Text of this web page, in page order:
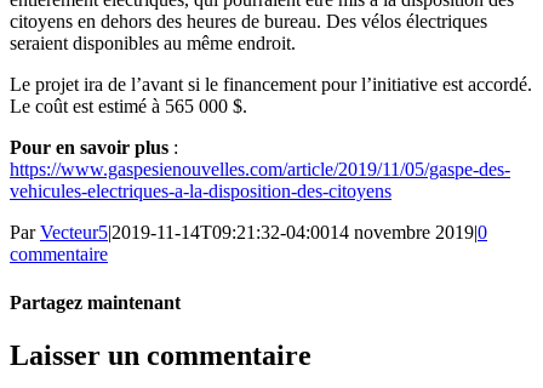
citoyens en dehors des heures de bureau. Des vélos électriques
seraient disponibles au même endroit.
Le projet ira de l’avant si le financement pour l’initiative est accordé.
Le coût est estimé à 565 000 $.
Pour en savoir plus :
https://www.gaspesienouvelles.com/article/2019/11/05/gaspe-des-
vehicules-electriques-a-la-disposition-des-citoyens
ParVecteur5|2019-11-14T09:21:32-04:0014 novembre 2019|0
commentaire
Partagez maintenant
Facebook
Twitter
LinkedIn
Tumblr
Pinterest
Email
Laisser un commentaire